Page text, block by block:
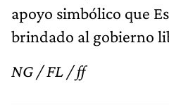
apoyo simbólico que
brindado al gobierno
NG / FL / ff